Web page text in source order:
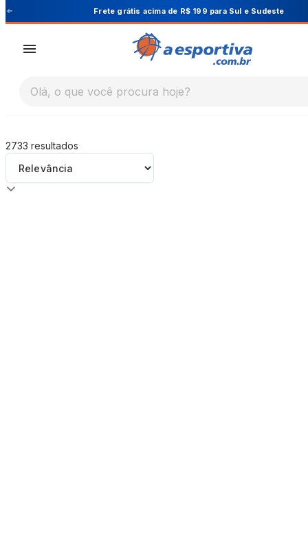
A Esportiva Frete grátis acima de R$ 199 para Sul e Sudeste
Olá, o que você procura hoje?
2733 resultados